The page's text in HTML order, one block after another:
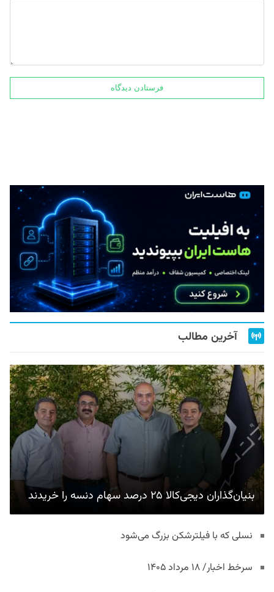
آخرین مطالب
بنیان‌گذاران دیجی‌کالا ۲۵ درصد سهام دنسه را خریدند
نسلی که با فیلترشکن بزرگ می‌شود
سرخط اخبار/ ۱۸ مرداد ۱۴۰۵